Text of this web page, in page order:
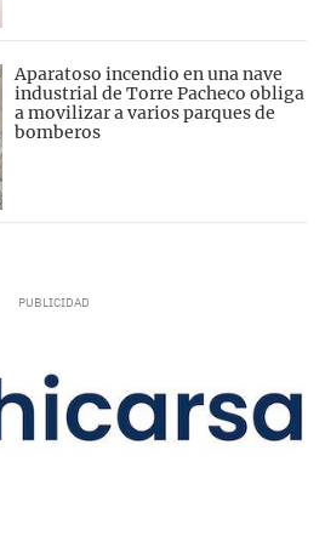
Aparatoso incendio en una nave
industrial de Torre Pacheco obliga
a movilizar a varios parques de
bomberos